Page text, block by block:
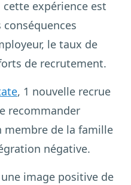
expérience est
le taux de
de recrutement.
, 1 nouvelle recrue
recommander
membre de la famille
négative.
image positive de